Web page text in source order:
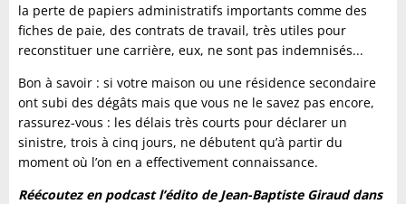
la perte de papiers administratifs importants comme des
fiches de paie, des contrats de travail, très utiles pour
reconstituer une carrière, eux, ne sont pas indemnisés...
Bon à savoir : si votre maison ou une résidence secondaire
ont subi des dégâts mais que vous ne le savez pas encore,
rassurez-vous : les délais très courts pour déclarer un
sinistre, trois à cinq jours, ne débutent qu’à partir du
moment où l’on en a effectivement connaissance.
Réécoutez en podcast l’édito de Jean-Baptiste Giraud dans